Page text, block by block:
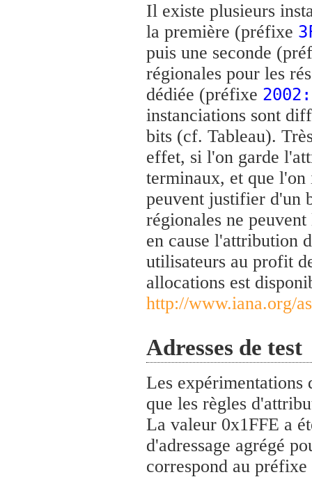
Il existe plusieurs
la première (préfixe
puis une seconde
régionales pour les
dédiée (préfixe
instanciations sont
bits (cf. Tableau).
effet, si l'on garde
terminaux, et que l'on
peuvent justifier d'un
régionales ne
en cause l'attribution
utilisateurs au profit
allocations est
http://www.iana.org/
Adresses de test
Les expérimentations
que les règles
La valeur 0x1FFE a
d'adressage agrégé
correspond au préfixe